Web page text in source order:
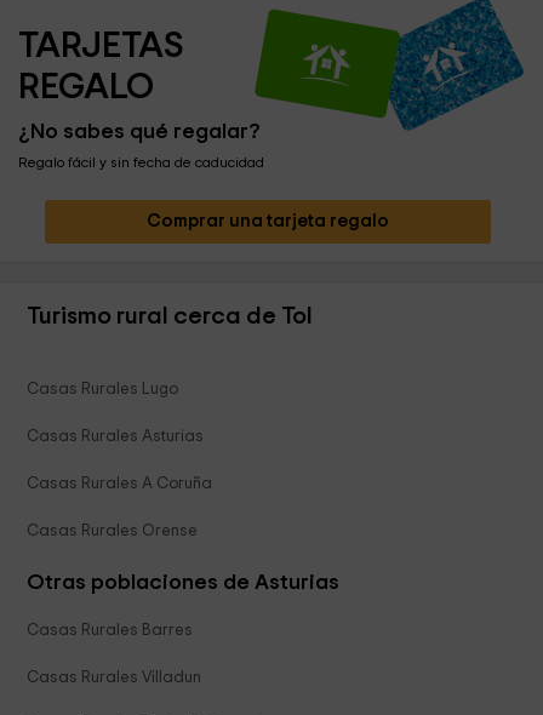
TARJETAS
REGALO
¿No sabes qué regalar?
Regalo fácil y sin fecha de caducidad
Comprar una tarjeta regalo
Turismo rural cerca de Tol
Casas Rurales Lugo
Casas Rurales Asturias
Casas Rurales A Coruña
Casas Rurales Orense
Otras poblaciones de Asturias
Casas Rurales Barres
Casas Rurales Villadun